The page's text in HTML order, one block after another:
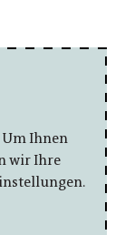
Ihnen
wir Ihre